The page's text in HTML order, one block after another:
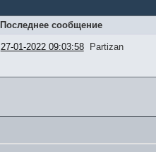
Последнее сообщение
27-01-2022 09:03:58 Partizan